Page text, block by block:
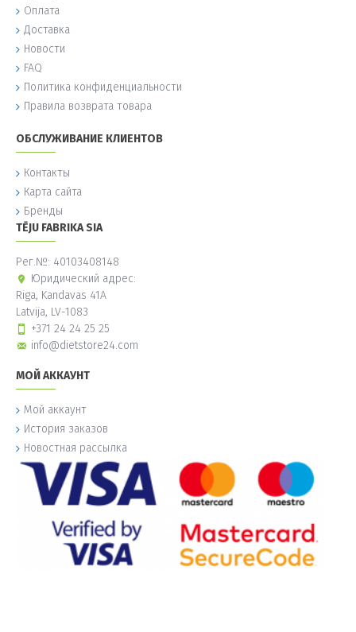
Оплата
Доставка
Новости
FAQ
Политика конфиденциальности
Правила возврата товара
ОБСЛУЖИВАНИЕ КЛИЕНТОВ
Контакты
Карта сайта
Бренды
TĒJU FABRIKA SIA
Рег.№: 40103408148
Юридический адрес:
Riga, Kandavas 41A
Latvija, LV-1083
+371 24 24 25 25
info@dietstore24.com
МОЙ АККАУНТ
Мой аккаунт
История заказов
Новостная рассылка